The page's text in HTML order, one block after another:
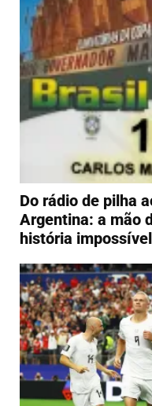
Do rádio de pilha
Argentina: a mão
história impossível